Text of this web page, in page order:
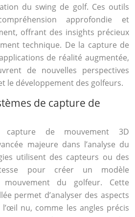
du swing de golf. Ces outils
approfondie et
offrant des insights précieux
technique. De la capture de
de réalité augmentée,
de nouvelles perspectives
le développement des golfeurs.
de capture de
capture de mouvement 3D
majeure dans l’analyse du
utilisent des capteurs ou des
pour créer un modèle
du golfeur. Cette
permet d’analyser des aspects
nu, comme les angles précis